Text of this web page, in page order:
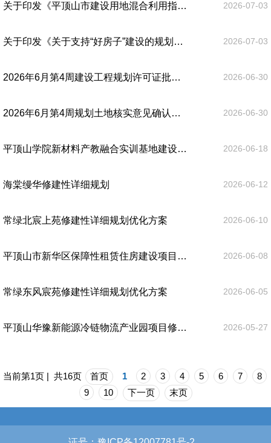
关于印发《平顶山市建设用地混合利用指导意见（试行）》的通知 2026-07-03
关于印发《关于支持“好房子”建设的规划指导意见（试行）》的通知 2026-07-03
2026年6月第4周建设工程规划许可证批后公告 2026-06-30
2026年6月第4周规划土地核实意见确认书批后公告 2026-06-30
平顶山学院新材料产教融合实训基地建设项目建设工程设计方案 2026-06-18
海棠缦华修建性详细规划 2026-06-12
常绿北宸上苑修建性详细规划优化方案 2026-06-10
平顶山市新华区保障性租赁住房建设项目(一期)梧桐栖苑修建性详细规划 2026-06-08
常绿东风宸苑修建性详细规划优化方案 2026-06-05
平顶山华豫新能源冷链物流产业园项目修建性详细规划 2026-05-27
当前第1页 | 共16页 首页 1 2 3 4 5 6 7
8
9
10 下一页 末页